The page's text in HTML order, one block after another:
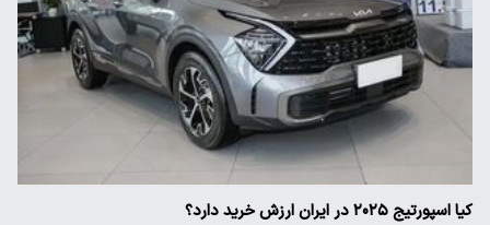
کیا اسپورتیج ۲۰۲۵ در ایران ارزش خرید دارد؟